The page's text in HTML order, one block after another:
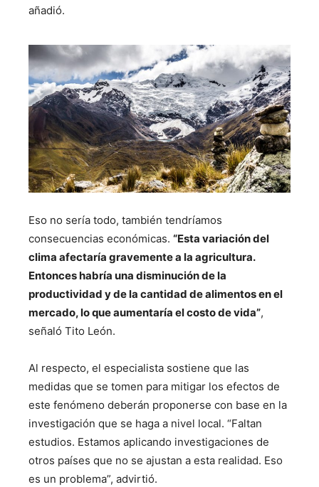
añadió.
Eso no sería todo, también tendríamos
consecuencias económicas. “Esta variación del
clima afectaría gravemente a la agricultura.
Entonces habría una disminución de la
productividad y de la cantidad de alimentos en el
mercado, lo que aumentaría el costo de vida”,
señaló Tito León.
Al respecto, el especialista sostiene que las
medidas que se tomen para mitigar los efectos de
este fenómeno deberán proponerse con base en la
investigación que se haga a nivel local. “Faltan
estudios. Estamos aplicando investigaciones de
otros países que no se ajustan a esta realidad. Eso
es un problema”, advirtió.